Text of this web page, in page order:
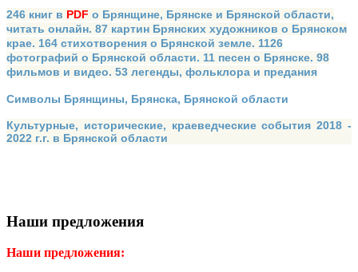
246 книг в PDF о Брянщине, Брянске и Брянской области,
читать онлайн. 87 картин Брянских художников о Брянском
крае. 164 стихотворения о Брянской земле. 1126
фотографий о Брянской области. 11 песен о Брянске. 98
фильмов и видео. 53 легенды, фольклора и предания
Символы Брянщины, Брянска, Брянской области
Культурные, исторические, краеведческие события 2018 -
2022 г.г. в Брянской области
Наши предложения
Наши предложения: